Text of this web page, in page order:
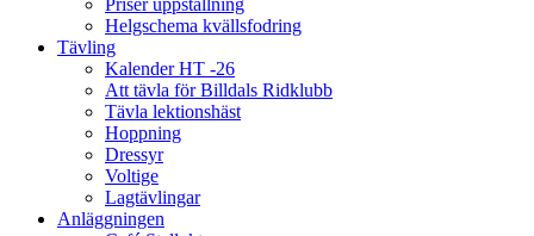
Priser uppstallning
Helgschema kvällsfodring
Tävling
Kalender HT -26
Att tävla för Billdals Ridklubb
Tävla lektionshäst
Hoppning
Dressyr
Voltige
Lagtävlingar
Anläggningen